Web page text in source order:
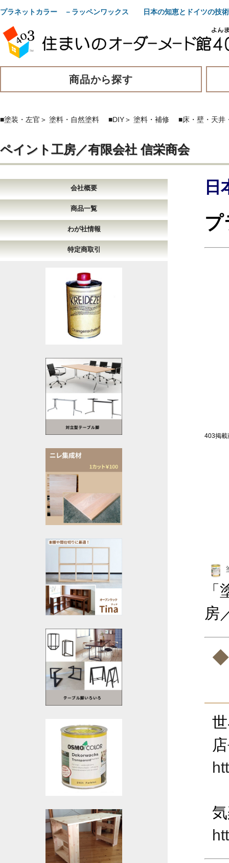
プラネットカラー －ラッペンワックス 日本の知恵とドイツの技術
商品から探す
■塗装・左官 ＞ 塗料・自然塗料 ■DIY＞ 塗料・補修 ■床・壁・天井
ペイント工房／有限会社 信栄商会
会社概要
商品一覧
わが社情報
特定商取引
日
403掲載
房